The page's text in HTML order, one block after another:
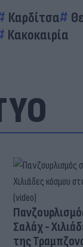
Καρδίτσα
Κακοκαιρία
Σαλάχ -
της